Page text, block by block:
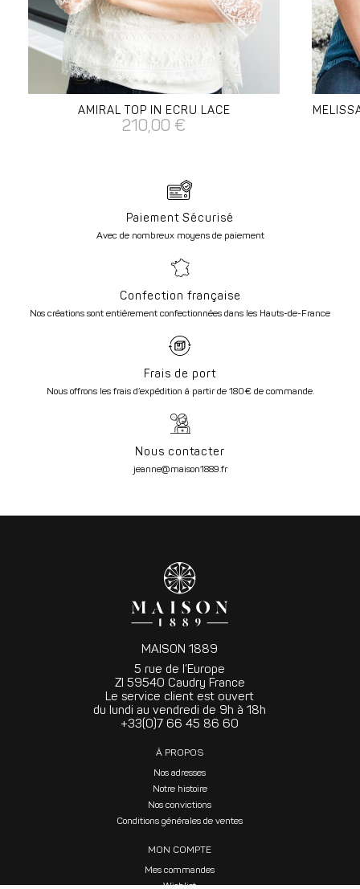
AMIRAL TOP IN ECRU LACE
210,00 €
Paiement Sécurisé
Avec de nombreux moyens de paiement
Confection française
Nos créations sont entièrement confectionnées dans les Hauts-de-France
Frais de port
Nous offrons les frais d’expédition à partir de 180€ de commande.
Nous contacter
jeanne@maison1889.fr
MAISON 1889
5 rue de l’Europe
ZI 59540 Caudry France
Le service client est ouvert
du lundi au vendredi de 9h à 18h
+33(0)7 66 45 86 60
À PROPOS
Nos adresses
Notre histoire
Nos convictions
Conditions générales de ventes
MON COMPTE
Mes commandes
Wishlist